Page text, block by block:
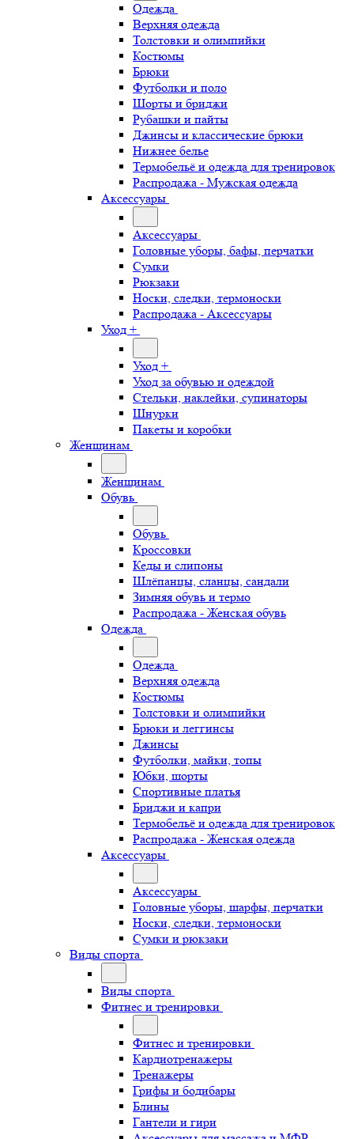
Одежда
Верхняя одежда
Толстовки и олимпийки
Костюмы
Брюки
Футболки и поло
Шорты и бриджи
Рубашки и пайты
Джинсы и классические брюки
Нижнее белье
Термобельё и одежда для тренировок
Распродажа - Мужская одежда
Аксессуары
Аксессуары
Головные уборы, бафы, перчатки
Сумки
Рюкзаки
Носки, следки, термоноски
Распродажа - Аксессуары
Уход +
Уход +
Уход за обувью и одеждой
Стельки, наклейки, супинаторы
Шнурки
Пакеты и коробки
Женщинам
Женщинам
Обувь
Обувь
Кроссовки
Кеды и слипоны
Шлёпанцы, сланцы, сандали
Зимняя обувь и термо
Распродажа - Женская обувь
Одежда
Одежда
Верхняя одежда
Костюмы
Толстовки и олимпийки
Брюки и леггинсы
Джинсы
Футболки, майки, топы
Юбки, шорты
Спортивные платья
Бриджи и капри
Термобельё и одежда для тренировок
Распродажа - Женская одежда
Аксессуары
Аксессуары
Головные уборы, шарфы, перчатки
Носки, следки, термоноски
Сумки и рюкзаки
Виды спорта
Виды спорта
Фитнес и тренировки
Фитнес и тренировки
Кардиотренажеры
Тренажеры
Грифы и бодибары
Блины
Гантели и гири